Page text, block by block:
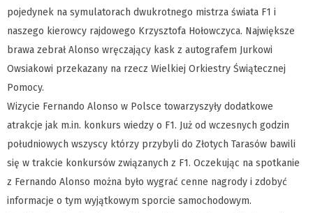
pojedynek na symulatorach dwukrotnego mistrza świata F1 i
naszego kierowcy rajdowego Krzysztofa Hołowczyca. Największe
brawa zebrał Alonso wręczający kask z autografem Jurkowi
Owsiakowi przekazany na rzecz Wielkiej Orkiestry Świątecznej
Pomocy.
Wizycie Fernando Alonso w Polsce towarzyszyły dodatkowe
atrakcje jak m.in. konkurs wiedzy o F1. Już od wczesnych godzin
południowych wszyscy którzy przybyli do Złotych Tarasów bawili
się w trakcie konkursów związanych z F1. Oczekując na spotkanie
z Fernando Alonso można było wygrać cenne nagrody i zdobyć
informacje o tym wyjątkowym sporcie samochodowym.